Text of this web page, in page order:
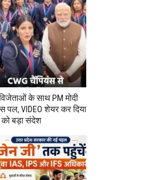
के साथ PM मोदी
पल, VIDEO शेयर कर दिया
बड़ा संदेश